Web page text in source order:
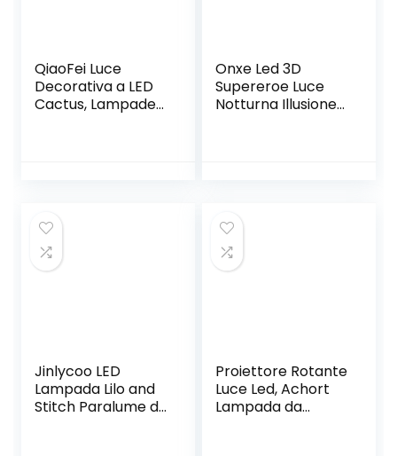
QiaoFei Luce
Decorativa a LED
Cactus, Lampade
Giardino,
Decorazioni per La
Casa (Verde)
Onxe Led 3D
Supereroe Luce
Notturna Illusione
(Iron Man) 16
Colori
Jinlycoo LED
Lampada Lilo and
Stitch Paralume da
Proiettore Rotante
Luce Led, Achort
Lampada da